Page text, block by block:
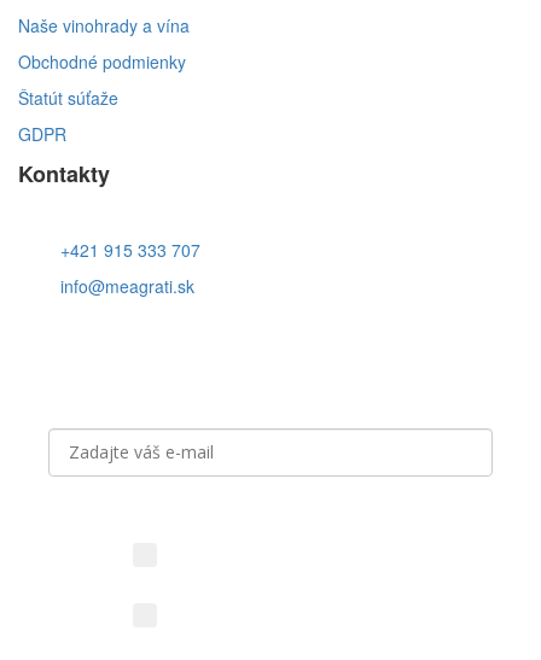
Naše vinohrady a vína
Obchodné podmienky
Štatút súťaže
GDPR
Kontakty
+421 915 333 707
info@meagrati.sk